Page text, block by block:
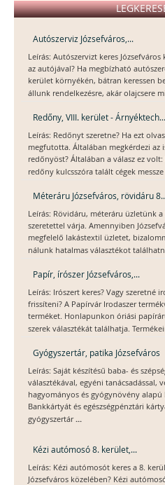
Autószerviz Józsefváros,...
Leírás: Autószervizt keres
az autójával? Ha megbízható
kerület környékén, bátran keressen
állunk rendelkezésre, akár olajcsere
Redőny, VIII. kerület - Árnyéktech...
Leírás: Redőnyt szeretne? Ha ezt
megfutotta. Általában megkérdezi az
redőnyöst? Általában a válasz ez
redőny kulcsszóra talált cégek
Méteráru Józsefváros, rövidáru
Leírás: Rövidáru, méteráru üzletünk
szeretettel várja. Amennyiben
megfelelő lakástextil üzletet,
nálunk hatalmas választékot
Papír, írószer Józsefváros,...
Leírás: Irószert keres? Vagy szeretné
frissíteni? A Papírvár Irodaszer
terméket. Honlapunkon óriási
szerek választékát találhatja.
Gyógyszertár, patika Józsefváros
Leírás: Saját készítésű baba- és
választékával, egyéni tanácsadással,
hagyományos és gyógynövény
Bankkártyát és egészségpénztári
gyógyszertár ...
Kézi autómosó 8. kerület,...
Leírás: Kézi autómosót keres a 8.
Józsefváros közelében? Kézi